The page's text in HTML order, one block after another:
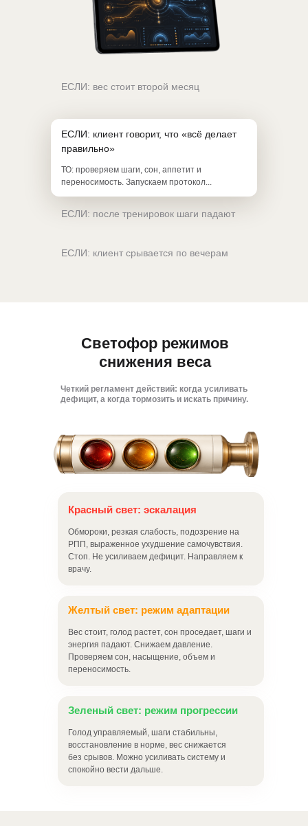
ЕСЛИ: вес стоит второй месяц
ЕСЛИ: после тренировок шаги падают
ЕСЛИ: клиент срывается по вечерам
ЕСЛИ: клиент говорит, что «всё делает
правильно»
ТО: проверяем шаги, сон, аппетит и
переносимость. Запускаем протокол...
Светофор режимов
снижения веса
Четкий регламент действий: когда усиливать
дефицит, а когда тормозить и искать причину.
Красный свет: эскалация
Обмороки, резкая слабость, подозрение на
РПП, выраженное ухудшение самочувствия.
Стоп. Не усиливаем дефицит. Направляем к
врачу.
Желтый свет: режим адаптации
Вес стоит, голод растет, сон проседает, шаги и
энергия падают. Снижаем давление.
Проверяем сон, насыщение, объем и
переносимость.
Зеленый свет: режим прогрессии
Голод управляемый, шаги стабильны,
восстановление в норме, вес снижается
без срывов. Можно усиливать систему и
спокойно вести дальше.